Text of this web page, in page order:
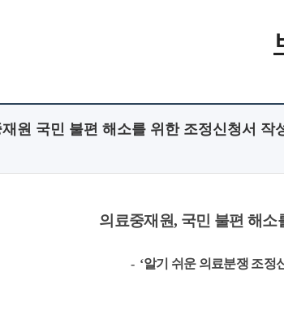
원 국민 불편 해소를 위한 조정신청서 작
의료중재원, 국민 불편 해
- ‘알기 쉬운 의료분쟁 조정